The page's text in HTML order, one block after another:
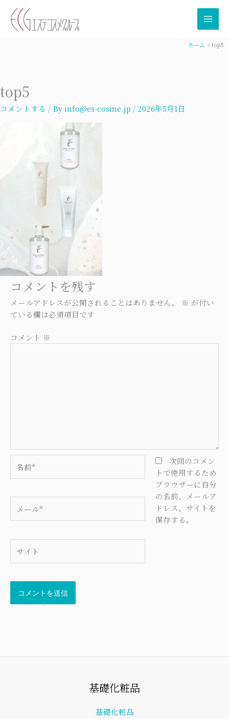
ホーム top5
top5
コメントする / Byinfo@es-cosme.jp / 2026年5月1日
コメントを残す
メールアドレスが公開されることはありません。 ※ が付い
ている欄は必須項目です
コメント ※
前
ー
*
次回のコメン
トで使用するため
ブラウザーに自分
の名前、メールア
ドレス、サイトを
保存する。
基礎化粧品
基礎化粧品